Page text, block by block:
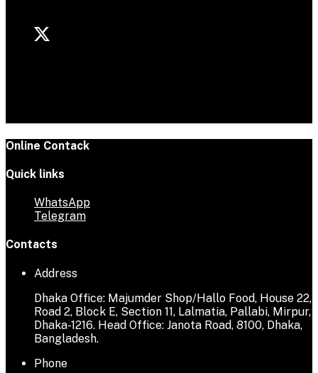
Online Contack
Quick links
WhatsApp
Telegram
Contacts
Address
Dhaka Office: Majumder Shop/Hallo Food, House 22,
Road 2, Block E, Section 11, Lalmatia, Pallabi, Mirpur,
Dhaka-1216. Head Office: Janota Road, 8100, Dhaka,
Bangladesh.
Phone